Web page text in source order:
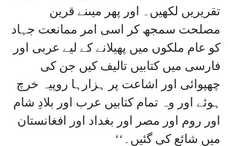
تقریریں لکھیں۔ اور پھر میںنے قرین
مصلحت سمجھ کر اسی امر ممانعت جہاد
کو عام ملکوں میں پھیلانے کے لیے عربی اور
فارسی میں کتابیں تالیف کیں جن کی
چھپوائی اور اشاعت پر ہزارہا روپیہ خرچ
ہوئے اور وہ تمام کتابیں عرب اور بلادِ شام
اور روم اور مصر اور بغداد اور افغانستان
میں شائع کی گئیں۔‘‘